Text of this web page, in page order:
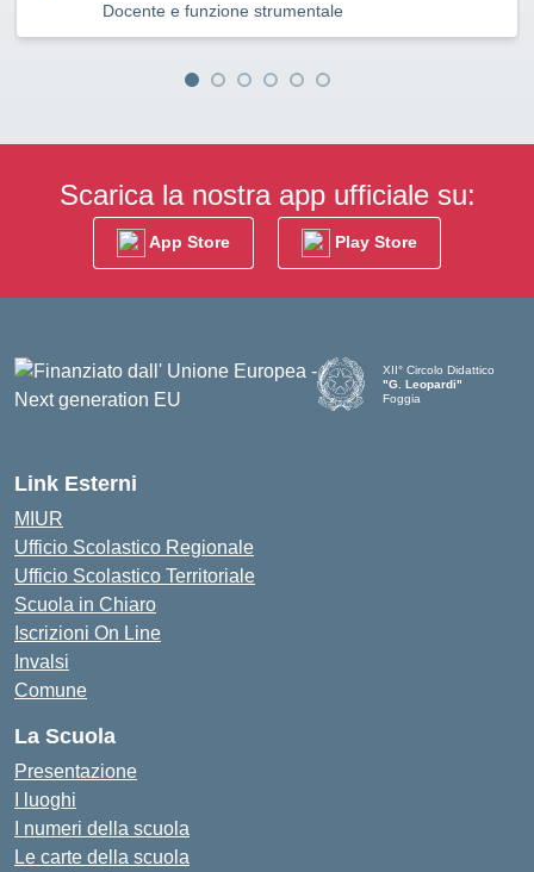
Docente e funzione strumentale
Scarica la nostra app ufficiale su:
App Store Play Store
XII° Circolo Didattico
"G. Leopardi"
Foggia
Link Esterni
MIUR
Ufficio Scolastico Regionale
Ufficio Scolastico Territoriale
Scuola in Chiaro
Iscrizioni On Line
Invalsi
Comune
La Scuola
Presentazione
I luoghi
I numeri della scuola
Le carte della scuola